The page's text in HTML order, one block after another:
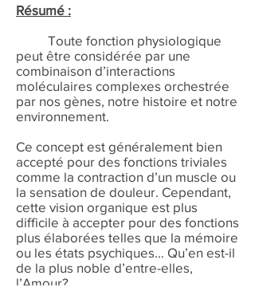
Résumé :
Toute fonction physiologique
peut être considérée par une
combinaison d’interactions
moléculaires complexes orchestrée
par nos gènes, notre histoire et notre
environnement.
Ce concept est généralement bien
accepté pour des fonctions triviales
comme la contraction d’un muscle ou
la sensation de douleur. Cependant,
cette vision organique est plus
difficile à accepter pour des fonctions
plus élaborées telles que la mémoire
ou les états psychiques… Qu’en est-il
de la plus noble d’entre-elles,
l’Amour?